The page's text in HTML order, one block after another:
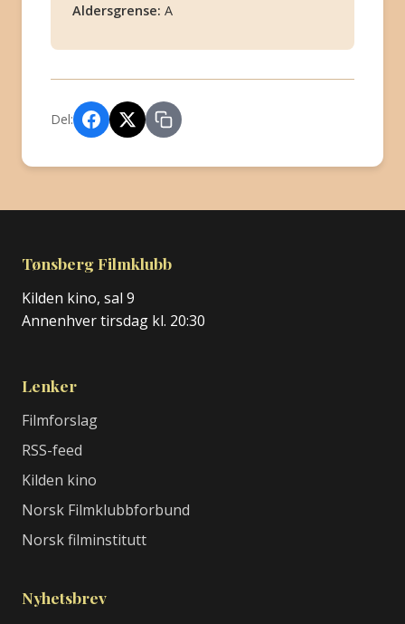
Aldersgrense: A
Del:
Tønsberg Filmklubb
Kilden kino, sal 9
Annenhver tirsdag kl. 20:30
Lenker
Filmforslag
RSS-feed
Kilden kino
Norsk Filmklubbforbund
Norsk filminstitutt
Nyhetsbrev